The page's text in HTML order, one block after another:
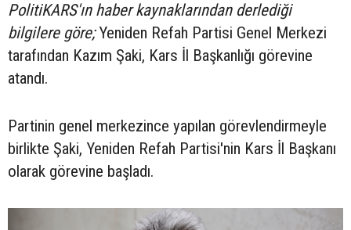
PolitiKARS'ın haber kaynaklarından derlediği
bilgilere göre;Yeniden Refah Partisi Genel Merkezi
tarafından Kazım Şaki, Kars İl Başkanlığı görevine
atandı.
Partinin genel merkezince yapılan görevlendirmeyle
birlikte Şaki, Yeniden Refah Partisi'nin Kars İl Başkanı
olarak görevine başladı.